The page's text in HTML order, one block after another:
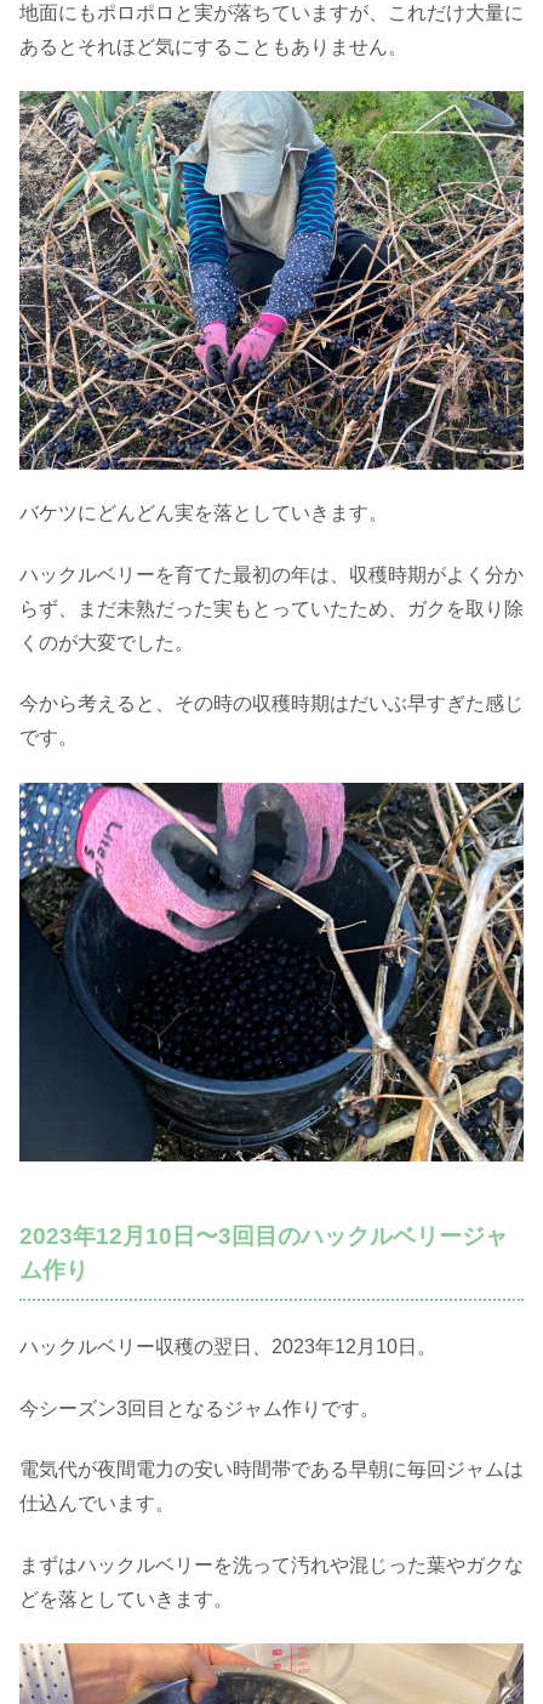
地面にもポロポロと実が落ちていますが、これだけ大量に
あるとそれほど気にすることもありません。
バケツにどんどん実を落としていきます。
ハックルベリーを育てた最初の年は、収穫時期がよく分か
らず、まだ未熟だった実もとっていたため、ガクを取り除
くのが大変でした。
今から考えると、その時の収穫時期はだいぶ早すぎた感じ
です。
2023年12月10日〜3回目のハックルベリージャ
ム作り
ハックルベリー収穫の翌日、2023年12月10日。
今シーズン3回目となるジャム作りです。
電気代が夜間電力の安い時間帯である早朝に毎回ジャムは
仕込んでいます。
まずはハックルベリーを洗って汚れや混じった葉やガクな
どを落としていきます。